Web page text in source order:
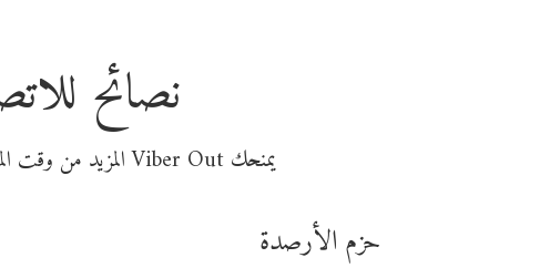
نصائح
يمنحك Viber Out المزيد من وقت المكالمة مقابل تكلفة أقل من المال. اختر من أحد خيارات الاتصال المرنة ذات السعر المنخفض:
حزم الأرصدة